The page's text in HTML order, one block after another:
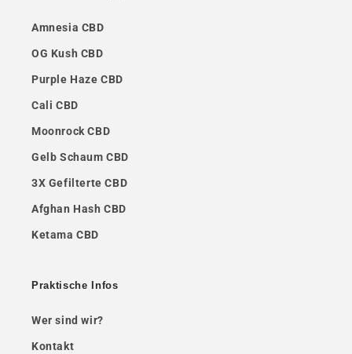
Amnesia CBD
OG Kush CBD
Purple Haze CBD
Cali CBD
Moonrock CBD
Gelb Schaum CBD
3X Gefilterte CBD
Afghan Hash CBD
Ketama CBD
Praktische Infos
Wer sind wir?
Kontakt